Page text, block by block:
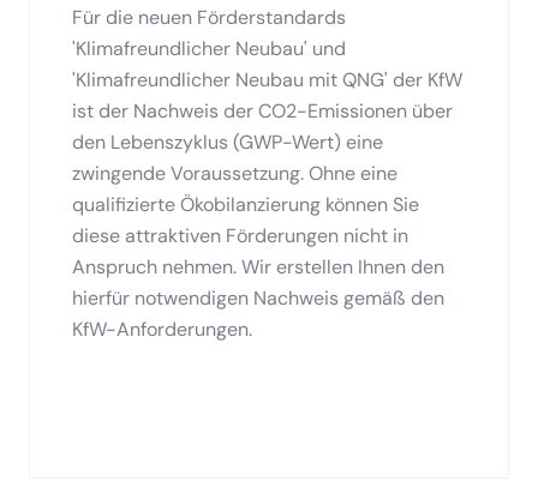
Für die neuen Förderstandards
'Klimafreundlicher Neubau' und
'Klimafreundlicher Neubau mit QNG' der KfW
ist der Nachweis der CO2-Emissionen über
den Lebenszyklus (GWP-Wert) eine
zwingende Voraussetzung. Ohne eine
qualifizierte Ökobilanzierung können Sie
diese attraktiven Förderungen nicht in
Anspruch nehmen. Wir erstellen Ihnen den
hierfür notwendigen Nachweis gemäß den
KfW-Anforderungen.